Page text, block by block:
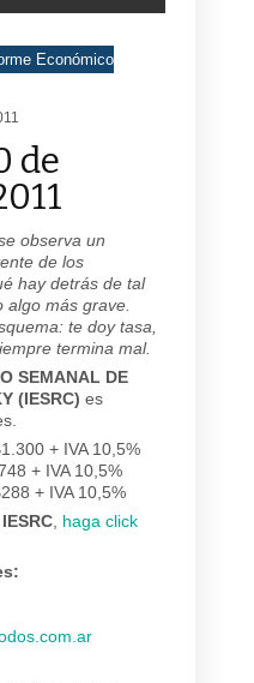
Económico
de
observa un
de los
hay detrás de tal
algo más grave.
te doy tasa,
termina mal.
SEMANAL DE
(IESRC) es
+ IVA 10,5%
+ IVA 10,5%
+ IVA 10,5%
haga click